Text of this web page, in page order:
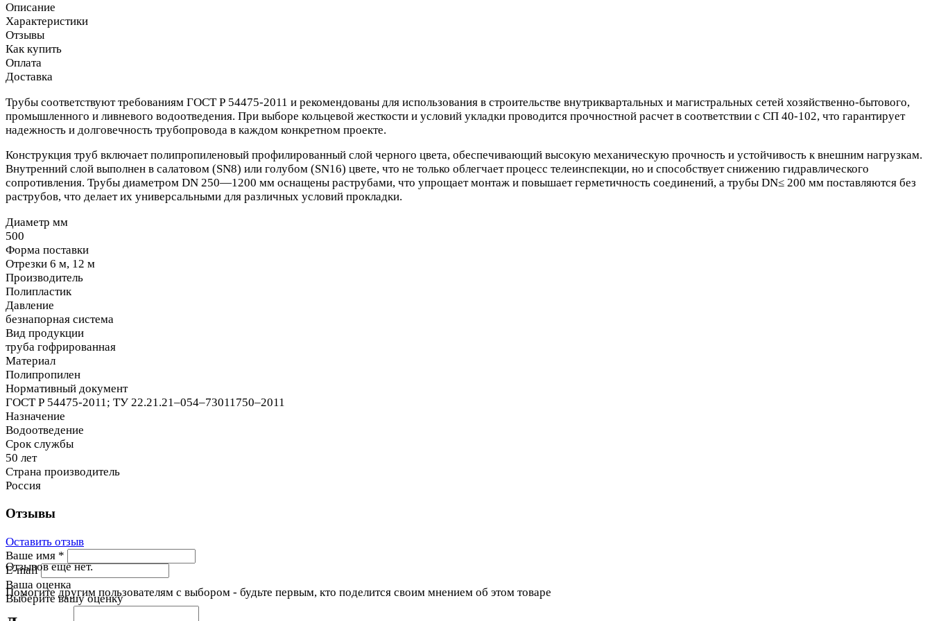
Описание
Характеристики
Отзывы
Как купить
Оплата
Доставка
Трубы соответствуют требованиям ГОСТ Р 54475-2011 и рекомендованы для использования в строительстве внутриквартальных и магистральных сетей хозяйственно-бытового,
промышленного и ливневого водоотведения. При выборе кольцевой жесткости и условий укладки проводится прочностной расчет в соответствии с СП 40-102, что гарантирует
надежность и долговечность трубопровода в каждом конкретном проекте.
Конструкция труб включает полипропиленовый профилированный слой черного цвета, обеспечивающий высокую механическую прочность и устойчивость к внешним нагрузкам.
Внутренний слой выполнен в салатовом (SN8) или голубом (SN16) цвете, что не только облегчает процесс телеинспекции, но и способствует снижению гидравлического
сопротивления. Трубы диаметром DN 250—1200 мм оснащены раструбами, что упрощает монтаж и повышает герметичность соединений, а трубы DN≤ 200 мм поставляются без
раструбов, что делает их универсальными для различных условий прокладки.
Диаметр мм
500
Форма поставки
Отрезки 6 м, 12 м
Производитель
Полипластик
Давление
безнапорная система
Вид продукции
труба гофрированная
Материал
Полипропилен
Нормативный документ
ГОСТ Р 54475-2011; ТУ 22.21.21–054–73011750–2011
Назначение
Водоотведение
Срок службы
50 лет
Страна производитель
Россия
Отзывы
Оставить отзыв
Ваше имя *
E-mail
Ваша оценка
Выберите вашу оценку
Отзывов еще нет.
Помогите другим пользователям с выбором - будьте первым, кто поделится своим мнением об этом товаре